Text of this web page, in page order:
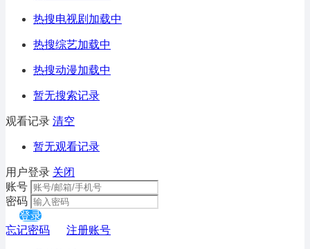
热搜电视剧加载中
热搜综艺加载中
热搜动漫加载中
暂无搜索记录
观看记录 清空
暂无观看记录
用户登录 关闭
账号
密码
登录
忘记密码
注册账号